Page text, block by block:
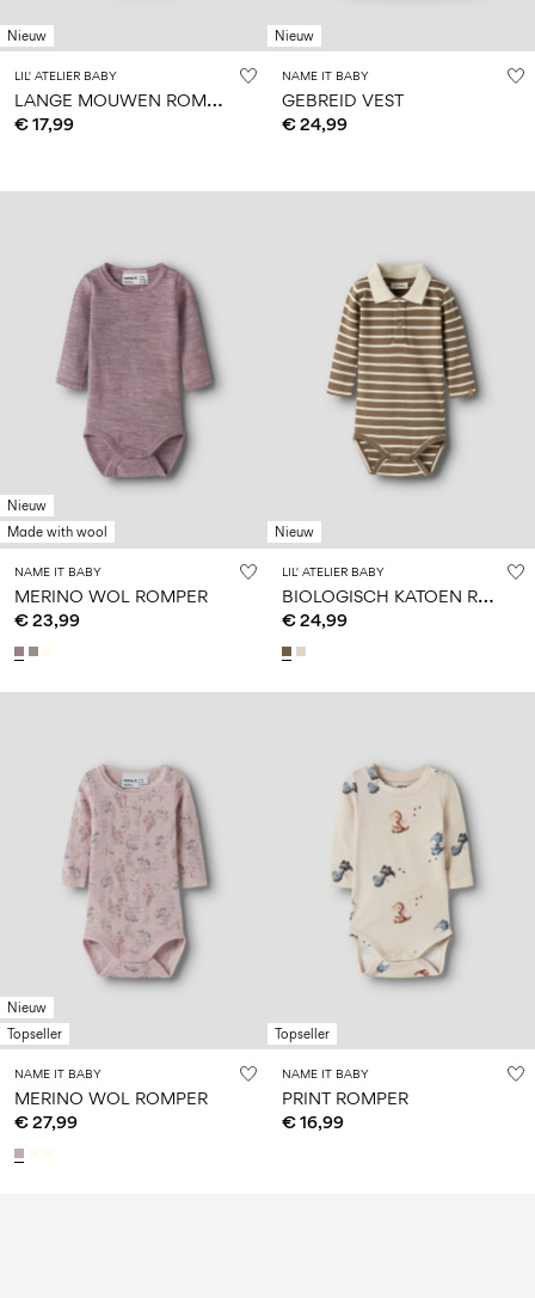
Nieuw
LIL' ATELIER BABY
L
ANGE MOUWEN ROMPER
€ 17,99
Nieuw
NAME IT BABY
GEBREID VEST
€ 24,99
Nieuw
Made with wool
NAME IT BABY
MERINO WOL ROMPER
€ 23,99
Nieuw
LIL' ATELIER BABY
B
IOLOGISCH KATOEN ROMPER
€ 24,99
Nieuw
Topseller
NAME IT BABY
MERINO WOL ROMPER
€ 27,99
Topseller
NAME IT BABY
PRINT ROMPER
€ 16,99